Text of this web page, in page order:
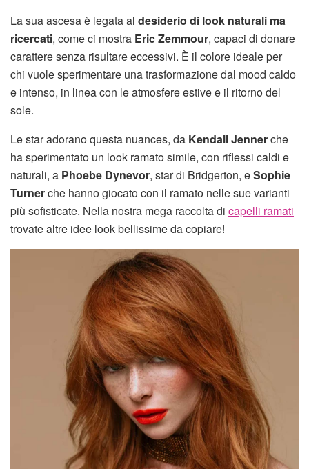
La sua ascesa è legata al desiderio di look naturali ma
ricercati, come ci mostra Eric Zemmour, capaci di donare
carattere senza risultare eccessivi. È il colore ideale per
chi vuole sperimentare una trasformazione dal mood caldo
e intenso, in linea con le atmosfere estive e il ritorno del
sole.
Le star adorano questa nuances, da Kendall Jennerche
ha sperimentato un look ramato simile, con riflessi caldi e
naturali, a Phoebe Dynevor, star di Bridgerton, eSophie
Turnerche hanno giocato con il ramato nelle sue varianti
più sofisticate. Nella nostra mega raccolta di capelli ramati
trovate altre idee look bellissime da copiare!